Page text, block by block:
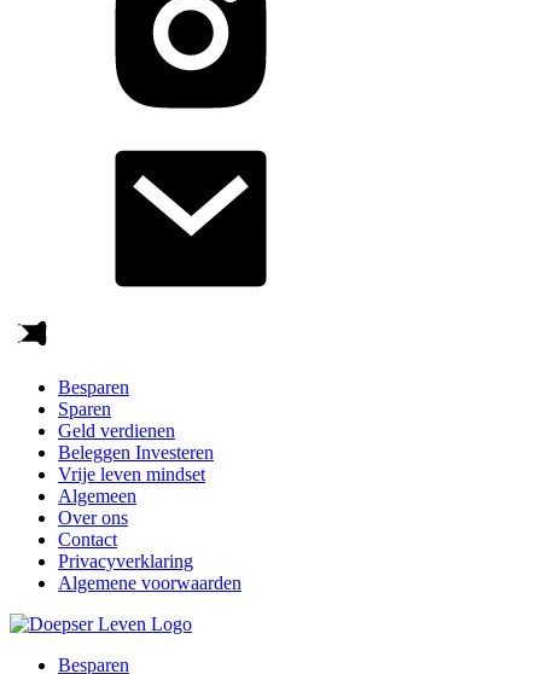
Besparen
Sparen
Geld verdienen
Beleggen Investeren
Vrije leven mindset
Algemeen
Over ons
Contact
Privacyverklaring
Algemene voorwaarden
Besparen